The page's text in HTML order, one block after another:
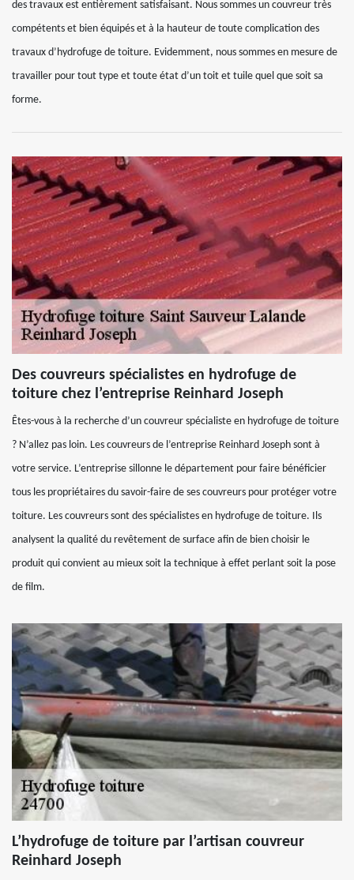
des travaux est entièrement satisfaisant. Nous sommes un couvreur très
compétents et bien équipés et à la hauteur de toute complication des
travaux d’hydrofuge de toiture. Evidemment, nous sommes en mesure de
travailler pour tout type et toute état d’un toit et tuile quel que soit sa
forme.
Des couvreurs spécialistes en hydrofuge de
toiture chez l’entreprise Reinhard Joseph
Êtes-vous à la recherche d’un couvreur spécialiste en hydrofuge de toiture
? N’allez pas loin. Les couvreurs de l’entreprise Reinhard Joseph sont à
votre service. L’entreprise sillonne le département pour faire bénéficier
tous les propriétaires du savoir-faire de ses couvreurs pour protéger votre
toiture. Les couvreurs sont des spécialistes en hydrofuge de toiture. Ils
analysent la qualité du revêtement de surface afin de bien choisir le
produit qui convient au mieux soit la technique à effet perlant soit la pose
de film.
L’hydrofuge de toiture par l’artisan couvreur
Reinhard Joseph